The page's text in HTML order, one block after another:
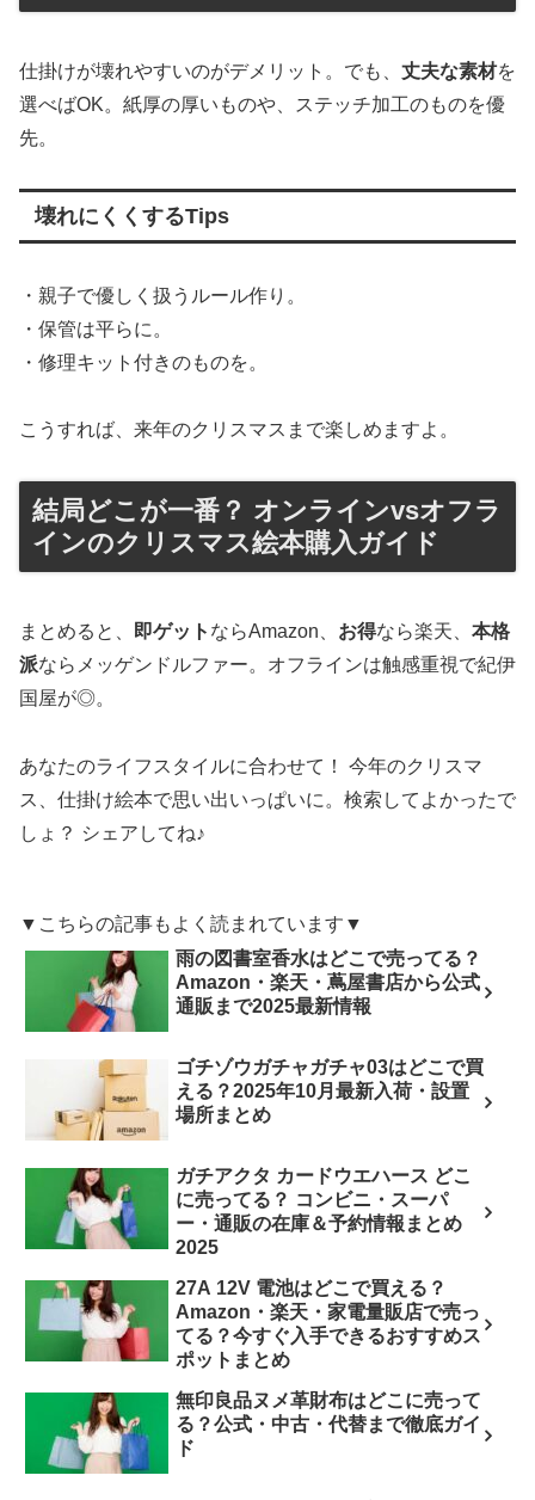
仕掛けが壊れやすいのがデメリット。でも、 丈夫な素材を
選べばOK。紙厚の厚いものや、ステッチ加工のものを優
先。
壊れにくくするTips
・親子で優しく扱うルール作り。
・保管は平らに。
・修理キット付きのものを。
こうすれば、来年のクリスマスまで楽しめますよ。
結局どこが一番？ オンラインvsオフラ
インのクリスマス絵本購入ガイド
まとめると、 即ゲット ならAmazon、 お得なら楽天、 本格
派ならメッゲンドルファー。オフラインは触感重視で紀伊
国屋が◎。
あなたのライフスタイルに合わせて！ 今年のクリスマ
ス、仕掛け絵本で思い出いっぱいに。検索してよかったで
しょ？ シェアしてね♪
▼こちらの記事もよく読まれています▼
雨の図書室香水はどこで売ってる？
Amazon・楽天・蔦屋書店から公式
通販まで2025最新情報
ゴチゾウガチャガチャ03はどこで買
える？2025年10月最新入荷・設置
場所まとめ
ガチアクタ カードウエハース どこ
に売ってる？ コンビニ・スーパ
ー・通販の在庫＆予約情報まとめ
2025
27A 12V 電池はどこで買える？
Amazon・楽天・家電量販店で売っ
てる？今すぐ入手できるおすすめス
ポットまとめ
無印良品ヌメ革財布はどこに売って
る？公式・中古・代替まで徹底ガイ
ド